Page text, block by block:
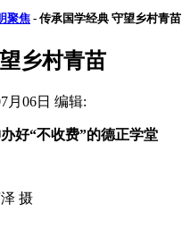
聚焦 - 传承国学经典 守望乡村青苗
乡村青苗
月06日 编辑:
好“不收费”的德正学堂
摄